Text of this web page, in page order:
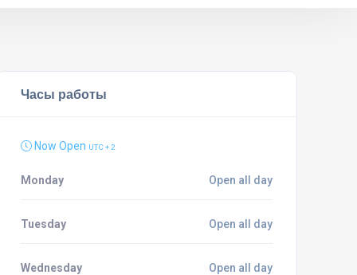
Часы работы
Now Open UTC + 2
Monday Open all day
Tuesday Open all day
Wednesday Open all day